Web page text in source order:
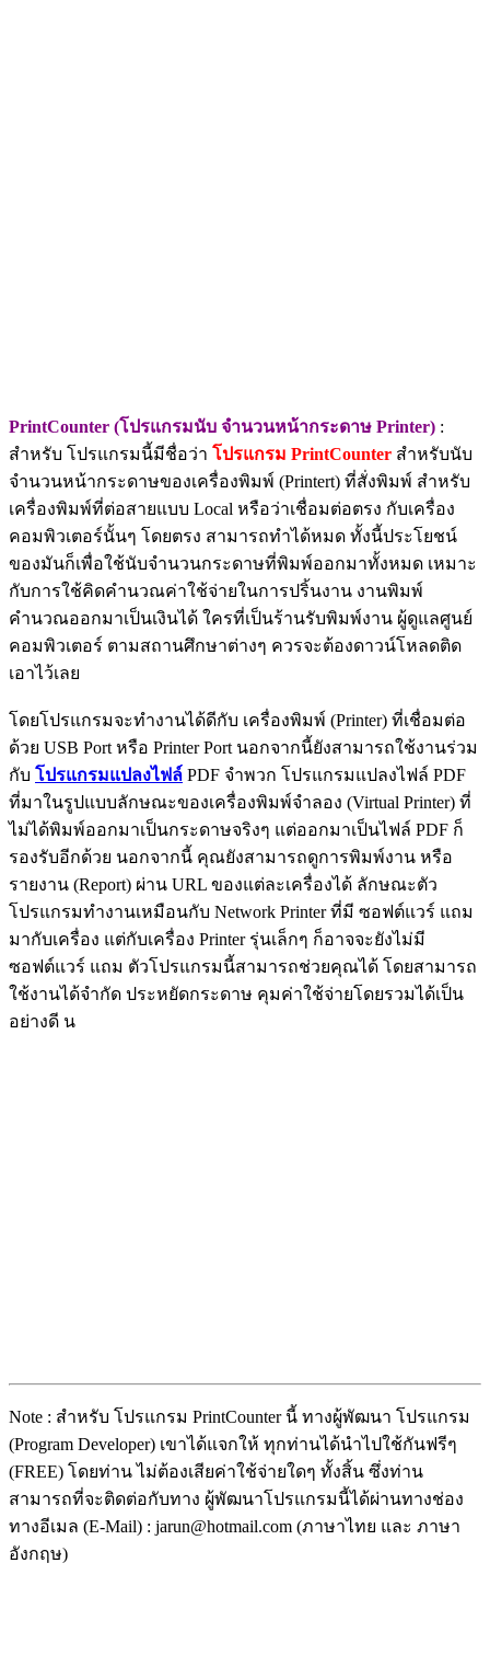
PrintCounter (โปรแกรมนับ จำนวนหน้ากระดาษ Printer) :
สำหรับ โปรแกรมนี้มีชื่อว่า โปรแกรม PrintCounter สำหรับนับ
จำนวนหน้ากระดาษของเครื่องพิมพ์ (Printert) ที่สั่งพิมพ์ สำหรับ
เครื่องพิมพ์ที่ต่อสายแบบ Local หรือว่าเชื่อมต่อตรง กับเครื่อง
คอมพิวเตอร์นั้นๆ โดยตรง สามารถทำได้หมด ทั้งนี้ประโยชน์
ของมันก็เพื่อใช้นับจำนวนกระดาษที่พิมพ์ออกมาทั้งหมด เหมาะ
กับการใช้คิดคำนวณค่าใช้จ่ายในการปริ้นงาน งานพิมพ์
คำนวณออกมาเป็นเงินได้ ใครที่เป็นร้านรับพิมพ์งาน ผู้ดูแลศูนย์
คอมพิวเตอร์ ตามสถานศึกษาต่างๆ ควรจะต้องดาวน์โหลดติด
เอาไว้เลย
โดยโปรแกรมจะทำงานได้ดีกับ เครื่องพิมพ์ (Printer) ที่เชื่อมต่อ
ด้วย USB Port หรือ Printer Port นอกจากนี้ยังสามารถใช้งานร่วม
กับ โปรแกรมแปลงไฟล์ PDF จำพวก โปรแกรมแปลงไฟล์ PDF
ที่มาในรูปแบบลักษณะของเครื่องพิมพ์จำลอง (Virtual Printer) ที่
ไม่ได้พิมพ์ออกมาเป็นกระดาษจริงๆ แต่ออกมาเป็นไฟล์ PDF ก็
รองรับอีกด้วย นอกจากนี้ คุณยังสามารถดูการพิมพ์งาน หรือ
รายงาน (Report) ผ่าน URL ของแต่ละเครื่องได้ ลักษณะตัว
โปรแกรมทำงานเหมือนกับ Network Printer ที่มี ซอฟต์แวร์ แถม
มากับเครื่อง แต่กับเครื่อง Printer รุ่นเล็กๆ ก็อาจจะยังไม่มี
ซอฟต์แวร์ แถม ตัวโปรแกรมนี้สามารถช่วยคุณได้ โดยสามารถ
ใช้งานได้จำกัด ประหยัดกระดาษ คุมค่าใช้จ่ายโดยรวมได้เป็น
อย่างดี น
Note : สำหรับ โปรแกรม PrintCounter นี้ ทางผู้พัฒนา โปรแกรม
(Program Developer) เขาได้แจกให้ ทุกท่านได้นำไปใช้กันฟรีๆ
(FREE) โดยท่าน ไม่ต้องเสียค่าใช้จ่ายใดๆ ทั้งสิ้น ซึ่งท่าน
สามารถที่จะติดต่อกับทาง ผู้พัฒนาโปรแกรมนี้ได้ผ่านทางช่อง
ทางอีเมล (E-Mail) : jarun@hotmail.com (ภาษาไทย และ ภาษา
อังกฤษ)